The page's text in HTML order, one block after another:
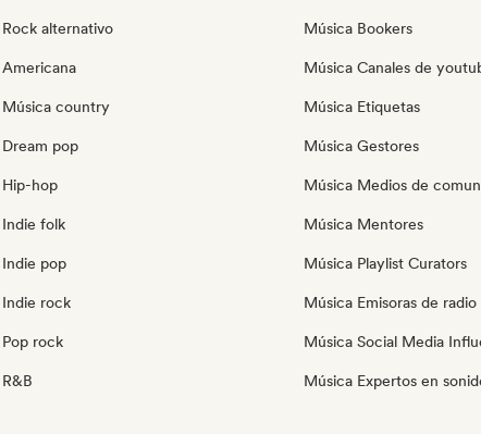
Rock alternativo
Americana
Música country
Dream pop
Hip-hop
Indie folk
Indie pop
Indie rock
Pop rock
Música Bookers
Música Canales de
Música Etiquetas
Música Gestores
Música Medios de
Música Mentores
Música Playlist Curators
Música Emisoras de radio
Música Social Media
Música Expertos en